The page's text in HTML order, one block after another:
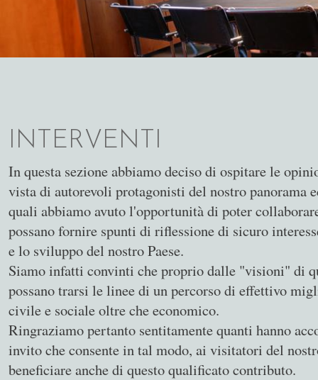
INTERVENTI
In questa sezione abbiamo deciso di ospitare le
vista di autorevoli protagonisti del nostro panorama
quali abbiamo avuto l'opportunità di poter
possano fornire spunti di riflessione di sicuro
e lo sviluppo del nostro Paese.
Siamo infatti convinti che proprio dalle "visioni" di
possano trarsi le linee di un percorso di effettivo
civile e sociale oltre che economico.
Ringraziamo pertanto sentitamente quanti hanno
invito che consente in tal modo, ai visitatori del
beneficiare anche di questo qualificato contributo.